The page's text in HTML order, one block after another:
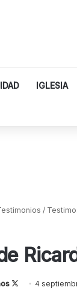
IGLESIA
/
Follow
4